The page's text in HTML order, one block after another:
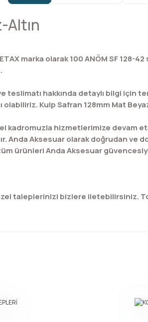
Altın
marka olarak 100 ANÖM SF 128-
teslimatı hakkında detaylı bilgi
Kulp Safran 128mm Mat
kadromuzla hizmetlerimize
Anda Aksesuar olarak doğrudan ve
ürünleri Anda Aksesuar
özel taleplerinizi bizlere